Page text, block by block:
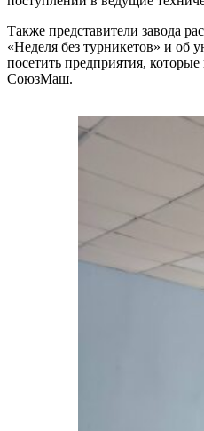
Также представители завода
«Неделя без турникетов» и об
посетить предприятия, которые
СоюзМаш.